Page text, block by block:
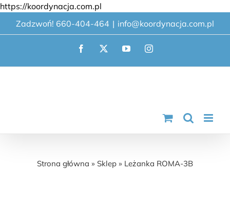
https://koordynacja.com.pl
do
zawartości
Zadzwoń! 660-404-464 | info@koordynacja.com.pl
Facebook
X YouTubeInstagram
Strona główna » Sklep » Leżanka ROMA-3B